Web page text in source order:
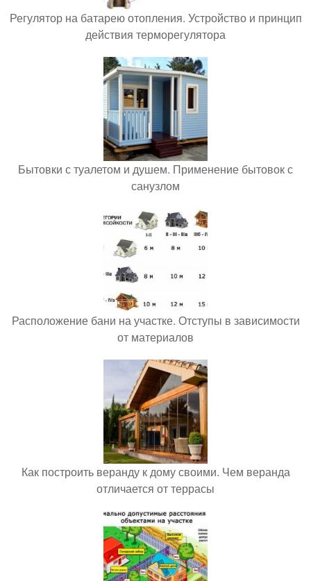
Регулятор на батарею отопления. Устройство и принцип
действия терморегулятора
Бытовки с туалетом и душем. Применение бытовок с
санузлом
Расположение бани на участке. Отступы в зависимости
от материалов
Как построить веранду к дому своими. Чем веранда
отличается от террасы